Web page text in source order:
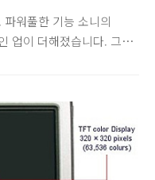
워풀한 기능 소니의
업이 더해졌습니다. 그
리즈가 되는 이번 클리
니 매니아뿐만 아니라 화
휴에 의해 비지니스 맨
. 지금부터 PEG-SJ30